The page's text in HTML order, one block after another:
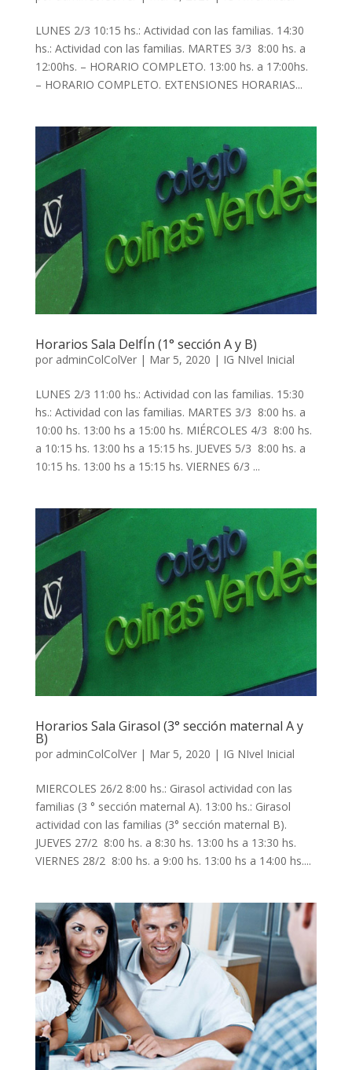
LUNES 2/3 10:15 hs.: Actividad con las familias. 14:30
hs.: Actividad con las familias. MARTES 3/3 8:00 hs. a
12:00hs. – HORARIO COMPLETO. 13:00 hs. a 17:00hs.
– HORARIO COMPLETO. EXTENSIONES HORARIAS...
Horarios Sala DelfÍn (1° sección A y B)
por adminColColVer| Mar 5, 2020 | IG NIvel Inicial
LUNES 2/3 11:00 hs.: Actividad con las familias. 15:30
hs.: Actividad con las familias. MARTES 3/3 8:00 hs. a
10:00 hs. 13:00 hs a 15:00 hs. MIÉRCOLES 4/3 8:00 hs.
a 10:15 hs. 13:00 hs a 15:15 hs. JUEVES 5/3 8:00 hs. a
10:15 hs. 13:00 hs a 15:15 hs. VIERNES 6/3 ...
Horarios Sala Girasol (3° sección maternal A y
B)
por adminColColVer| Mar 5, 2020 | IG NIvel Inicial
MIERCOLES 26/2 8:00 hs.: Girasol actividad con las
familias (3 ° sección maternal A). 13:00 hs.: Girasol
actividad con las familias (3° sección maternal B).
JUEVES 27/2 8:00 hs. a 8:30 hs. 13:00 hs a 13:30 hs.
VIERNES 28/2 8:00 hs. a 9:00 hs. 13:00 hs a 14:00 hs....